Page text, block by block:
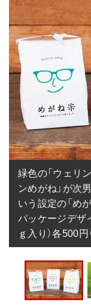
緑色の「ウェリ
ンめがね」が次
いう設定の「め
パッケージデザ
ｇ入り）各500円